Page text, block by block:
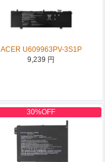
ACER U609963PV-3S1P
9,239 円
30%OFF